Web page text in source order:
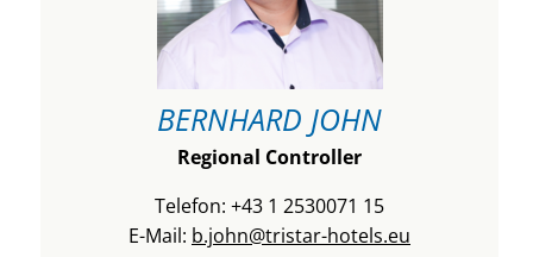
BERNHARD JOHN
Regional Controller
Telefon: +43 1 2530071 15
E-Mail: b.john@tristar-hotels.eu